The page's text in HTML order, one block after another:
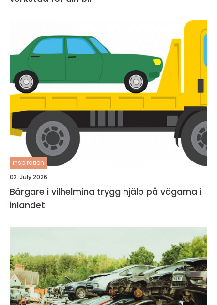
inspiration
02. July 2026
Bärgare i vilhelmina trygg hjälp på vägarna i
inlandet